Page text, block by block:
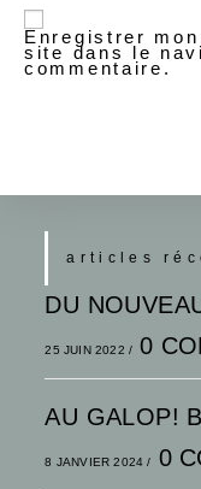
Enregistrer
site dans le
commentaire.
articles
DU
25 JUIN 2022 / 0
AU GALOP!
8 JANVIER 2024 / 0